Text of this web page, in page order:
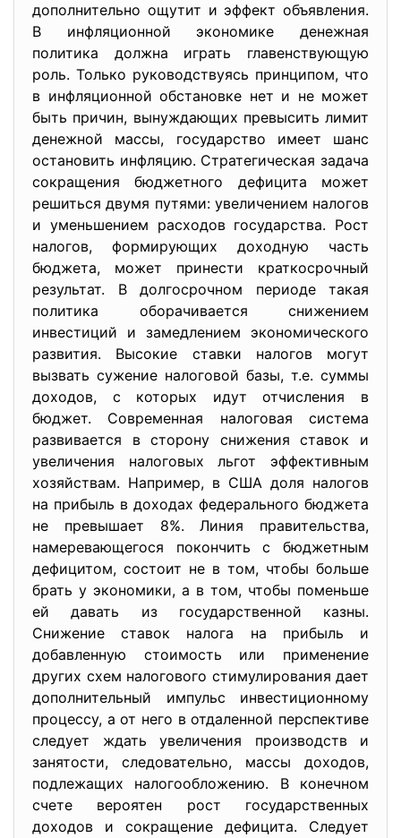
дополнительно ощутит и эффект объявления.
В инфляционной экономике денежная
политика должна играть главенствующую
роль. Только руководствуясь принципом, что
в инфляционной обстановке нет и не может
быть причин, вынуждающих превысить лимит
денежной массы, государство имеет шанс
остановить инфляцию. Стратегическая задача
сокращения бюджетного дефицита может
решиться двумя путями: увеличением налогов
и уменьшением расходов государства. Рост
налогов, формирующих доходную часть
бюджета, может принести краткосрочный
результат. В долгосрочном периоде такая
политика оборачивается снижением
инвестиций и замедлением экономического
развития. Высокие ставки налогов могут
вызвать сужение налоговой базы, т.е. суммы
доходов, с которых идут отчисления в
бюджет. Современная налоговая система
развивается в сторону снижения ставок и
увеличения налоговых льгот эффективным
хозяйствам. Например, в США доля налогов
на прибыль в доходах федерального бюджета
не превышает 8%. Линия правительства,
намеревающегося покончить с бюджетным
дефицитом, состоит не в том, чтобы больше
брать у экономики, а в том, чтобы поменьше
ей давать из государственной казны.
Снижение ставок налога на прибыль и
добавленную стоимость или применение
других схем налогового стимулирования дает
дополнительный импульс инвестиционному
процессу, а от него в отдаленной перспективе
следует ждать увеличения производств и
занятости, следовательно, массы доходов,
подлежащих налогообложению. В конечном
счете вероятен рост государственных
доходов и сокращение дефицита. Следует